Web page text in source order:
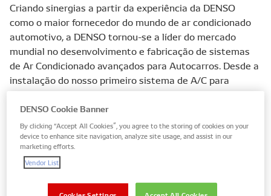
Criando sinergias a partir da experiência da DENSO
como o maior fornecedor do mundo de ar condicionado
automotivo, a DENSO tornou-se a líder do mercado
mundial no desenvolvimento e fabricação de sistemas
de Ar Condicionado avançados para Autocarros. Desde a
instalação do nosso primeiro sistema de A/C para
Autocarros em 1958, acumulamos mais de 50 anos de
experiência na exigente área de gestão de qualidade do
ar e condicionamento de autocarros.
A nossa equipa de A/C de autocarros realiza um trabalho
completo, levando as vantagens competitivas únicas da
DENSO para os nossos clientes de todo o mundo - do
DENSO Cookie Banner
By clicking “Accept All Cookies”, you agree to the storing of cookies on your
device to enhance site navigation, analyze site usage, and assist in our
marketing efforts.
Vendor List